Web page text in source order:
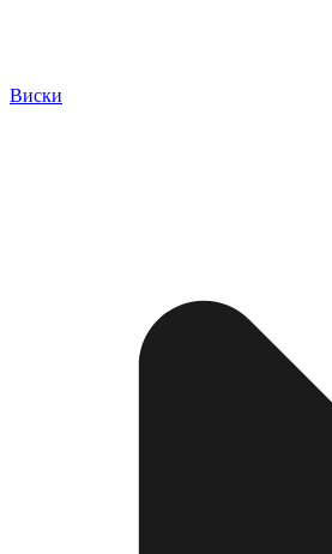
Виски